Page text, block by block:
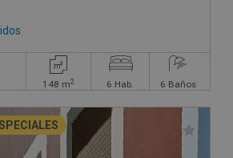
148 m2 6 Hab. 6 Baños